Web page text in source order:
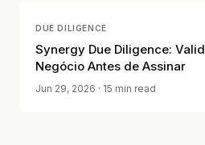
DUE DILIGENCE
Synergy Due Diligence:
Negócio Antes de Assinar
Jun 29, 2026 · 15 min read